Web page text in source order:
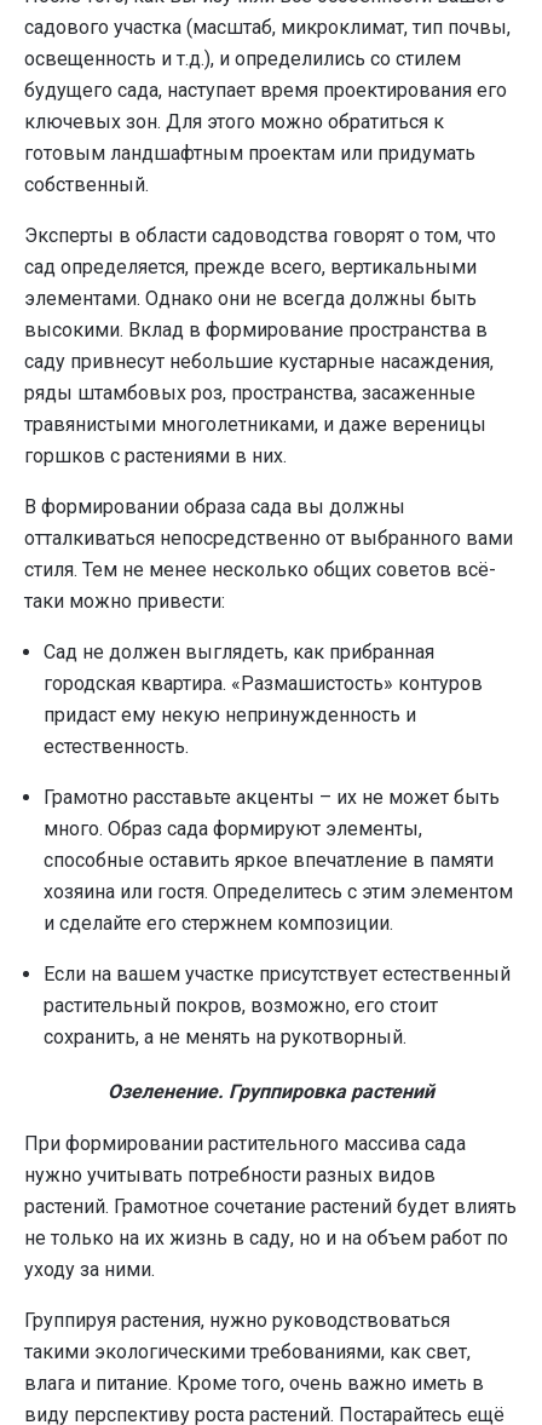
садового участка (масштаб, микроклимат, тип почвы,
освещенность и т.д.), и определились со стилем
будущего сада, наступает время проектирования его
ключевых зон. Для этого можно обратиться к
готовым ландшафтным проектам или придумать
собственный.
Эксперты в области садоводства говорят о том, что
сад определяется, прежде всего, вертикальными
элементами. Однако они не всегда должны быть
высокими. Вклад в формирование пространства в
саду привнесут небольшие кустарные насаждения,
ряды штамбовых роз, пространства, засаженные
травянистыми многолетниками, и даже вереницы
горшков с растениями в них.
В формировании образа сада вы должны
отталкиваться непосредственно от выбранного вами
стиля. Тем не менее несколько общих советов всё-
таки можно привести:
Сад не должен выглядеть, как прибранная
городская квартира. «Размашистость» контуров
придаст ему некую непринужденность и
естественность.
Грамотно расставьте акценты – их не может быть
много. Образ сада формируют элементы,
способные оставить яркое впечатление в памяти
хозяина или гостя. Определитесь с этим элементом
и сделайте его стержнем композиции.
Если на вашем участке присутствует естественный
растительный покров, возможно, его стоит
сохранить, а не менять на рукотворный.
Озеленение. Группировка растений
При формировании растительного массива сада
нужно учитывать потребности разных видов
растений. Грамотное сочетание растений будет влиять
не только на их жизнь в саду, но и на объем работ по
уходу за ними.
Группируя растения, нужно руководствоваться
такими экологическими требованиями, как свет,
влага и питание. Кроме того, очень важно иметь в
виду перспективу роста растений. Постарайтесь ещё